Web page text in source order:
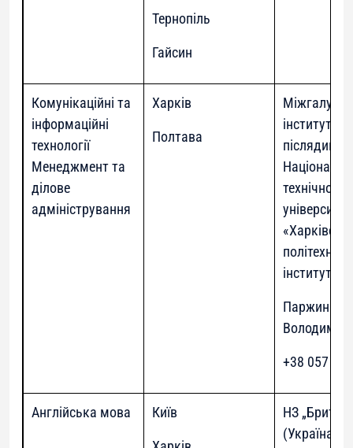
Тернопіль
Гайсин
Комунікаційні та
інформаційні
технології
Менеджмент та
ділове
адміністрування
Харків
Полтава
інститут
технічного
інститут»
Паржин
+38 057
Англійська мова Київ
НЗ
(Україна)”